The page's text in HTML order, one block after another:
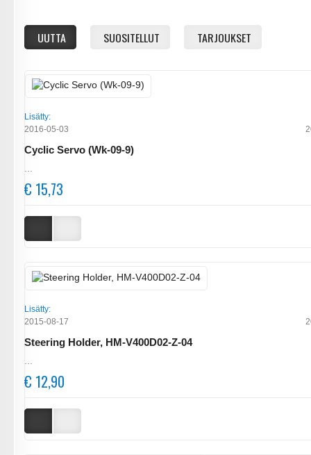
UUTTA SUOSITELLUT TARJOUKSET
Lisätty:
2016-05-03
Cyclic Servo (Wk-09-9)
...
€ 15,73
Lisätty:
2015-08-17
Steering Holder, HM-V400D02-Z-04
€ 12,90